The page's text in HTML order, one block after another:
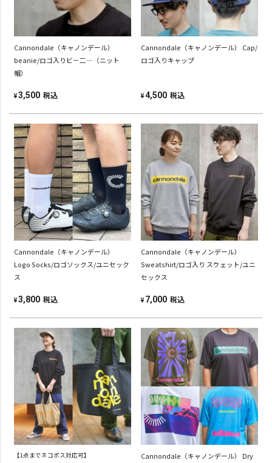
Cannondale（キャノンデール）
beanie/ロゴ入りビ－二―（ニット
帽）
¥3,500 税込
Cannondale（キャノンデール） Cap/
ロゴ入りキャップ
¥4,500 税込
Cannondale（キャノンデール）
Logo Socks/ロゴソックス/ユニセック
ス
¥3,800 税込
Cannondale（キャノンデール）
Sweatshirt/ロゴ入り スウェット/ユニ
セックス
¥ 7,000 税込
【1点までネコポス対応可】
Cannondale（キャノンデール） Dry